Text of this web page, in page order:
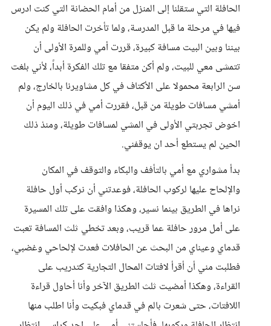
الحافلة التي ستقلنا إلى المنزل من أمام الحضانة التي كنت ادرس
فيها في مرحلة ما قبل المدرسة، ولما تأخرت الحافلة ولم يكن
بيننا وبين البيت مسافة كبيرة، قررت أمي وللمرة الأولى أن
تتمشى معي للبيت، ولم أكن متفقا مع تلك الفكرة أبداً، لأني بلغت
سن الرابعة محمولا على الأكتاف في كل مشاويرنا بالخارج، ولم
أمشي مسافات طويلة من قبل، فقررت أمي في ذلك اليوم أن
اخوض تجربتي الأولى في المشي لمسافات طويلة، ومنذ ذلك
الحين لم يستطع أحد ان يوقفني.
بدأ مشواري مع أمي بالتأفف والبكاء والتوقف في المكان
والإلحاح عليها لركوب الحافلة، فوعدتني أن نركب أول حافلة
نراها في الطريق بينما نسير، وهكذا وافقت على تلك المسيرة
على أمل مرور حافلة عما قريب، وبعد تخطي ثلث المسافة تعبت
قدماي وعيناي من البحث عن الحافلات فعدت لإلحاحي وغضبي،
فطلبت مني أن أقرأ لافتات المحال التجارية كتدريب على
القراءة، وهكذا أمضيت ثلث الطريق الآخر وأنا أحاول قراءة
اللافتات، حتى شعرت بالم في قدماي فبكيت وأنا اطلب منها